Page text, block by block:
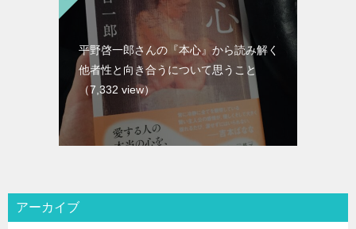
平野啓一郎さんの『本心』から読み解く
他者性と向き合うについて思うこと
（7,332 view）
アーカイブ